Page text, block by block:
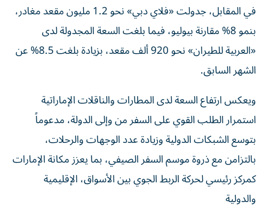
في المقابل، جدولت «فلاي دبي» نحو 1.2 مليون مقعد مغادر،
بنمو 8% مقارنة بيوليو، فيما بلغت السعة المجدولة لدى
«العربية للطيران» نحو 920 ألف مقعد، بزيادة بلغت 8.5% عن
الشهر السابق.
ويعكس ارتفاع السعة لدى المطارات والناقلات الإماراتية
استمرار الطلب القوي على السفر من وإلى الدولة، مدعوماً
بتوسع الشبكات الدولية وزيادة عدد الوجهات والرحلات،
بالتزامن مع ذروة موسم السفر الصيفي، بما يعزز مكانة الإمارات
كمركز رئيسي لحركة الربط الجوي بين الأسواق، الإقليمية
والدولية